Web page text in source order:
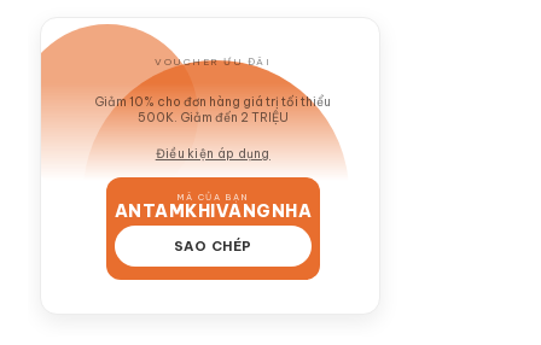
VOUCHER ƯU ĐÃI
Giảm 10% cho đơn hàng giá trị tối thiểu
500K. Giảm đến 2 TRIỆU
Điều kiện áp dụng
MÃ CỦA BẠN
ANTAMKHIVANGNHA
SAO CHÉP